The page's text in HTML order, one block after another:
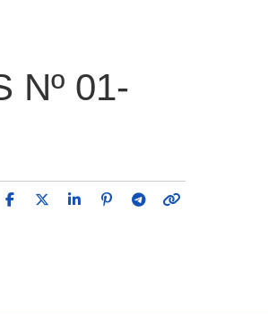
Nº 01-